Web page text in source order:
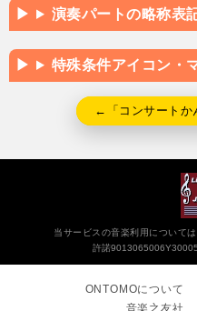
演奏パートの略称表
特殊条件アイコン・
←「コンサートか
当サービスの音楽利用について
許諾9013065006Y30005
ONTOMOについて
音楽之友社